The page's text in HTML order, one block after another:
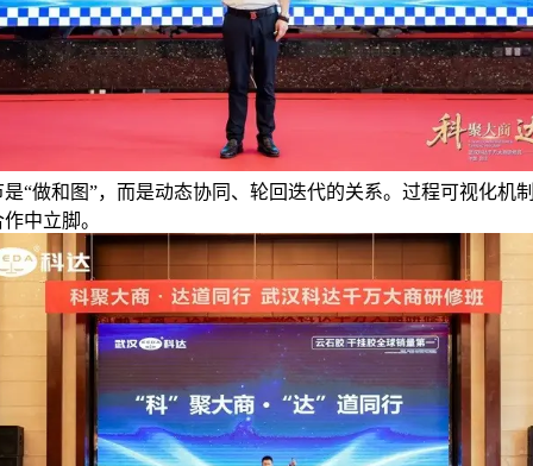
“做和图”，而是动态协同、轮回迭代的关系。过程可视化机
中立脚。